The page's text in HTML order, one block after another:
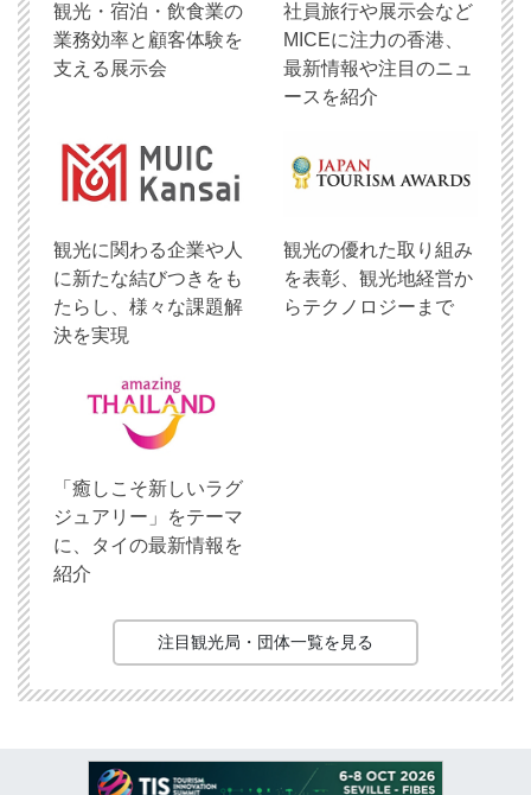
観光・宿泊・飲食業の
業務効率と顧客体験を
支える展示会
社員旅行や展示会など
MICEに注力の香港、
最新情報や注目のニュ
ースを紹介
観光に関わる企業や人
に新たな結びつきをも
たらし、様々な課題解
決を実現
観光の優れた取り組み
を表彰、観光地経営か
らテクノロジーまで
「癒しこそ新しいラグ
ジュアリー」をテーマ
に、タイの最新情報を
紹介
注目観光局・団体一覧を見る